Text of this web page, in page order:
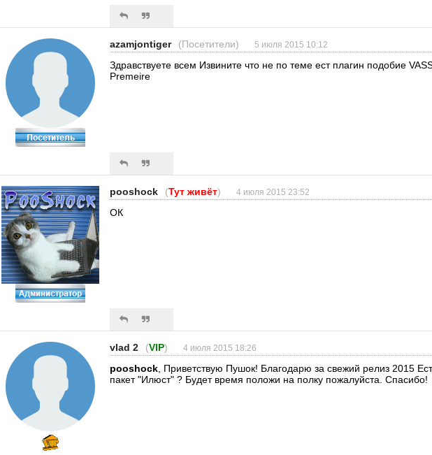
azamjontiger (Посетители) 5 июля 2015 10:12
Здравствуете всем Извините что не по теме ест плагин подобие
Premeire
pooshock (Тут живёт) 4 июля 2015 23:52
ОК
vlad 2 (VIP) 4 июля 2015 18:26
pooshock , Приветствую Пушок! Благодарю за свежий релиз 2015
пакет "Илюст" ? Будет время положи на полку пожалуйста. Спасибо!